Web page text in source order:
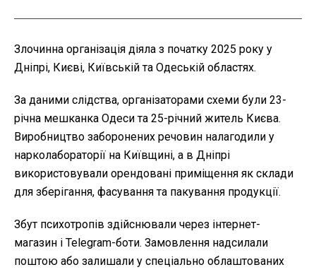
Злочинна організація діяла з початку 2025 року у
Дніпрі, Києві, Київській та Одеській областях.
За даними слідства, організаторами схеми були 23-
річна мешканка Одеси та 25-річний житель Києва.
Виробництво заборонених речовин налагодили у
нарколабораторії на Київщині, а в Дніпрі
використовували орендовані приміщення як склади
для зберігання, фасування та пакування продукції.
Збут психотропів здійснювали через інтернет-
магазин і Telegram-боти. Замовлення надсилали
поштою або залишали у спеціально облаштованих